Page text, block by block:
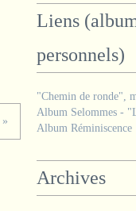
Liens
personnels)
"Chemin de ronde",
Album Selommes -
Album Réminiscence
Archives